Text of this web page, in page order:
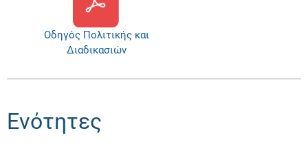
Οδηγός Πολιτικής και
Διαδικασιών
Ενότητες